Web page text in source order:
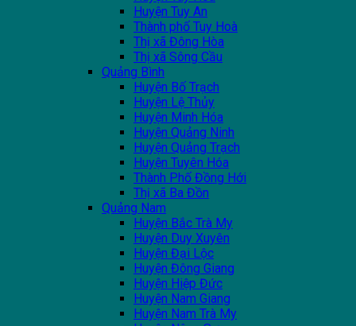
Huyện Tuy An
Thành phố Tuy Hoà
Thị xã Đông Hòa
Thị xã Sông Cầu
Quảng Bình
Huyện Bố Trạch
Huyện Lệ Thủy
Huyện Minh Hóa
Huyện Quảng Ninh
Huyện Quảng Trạch
Huyện Tuyên Hóa
Thành Phố Đồng Hới
Thị xã Ba Đồn
Quảng Nam
Huyện Bắc Trà My
Huyện Duy Xuyên
Huyện Đại Lộc
Huyện Đông Giang
Huyện Hiệp Đức
Huyện Nam Giang
Huyện Nam Trà My